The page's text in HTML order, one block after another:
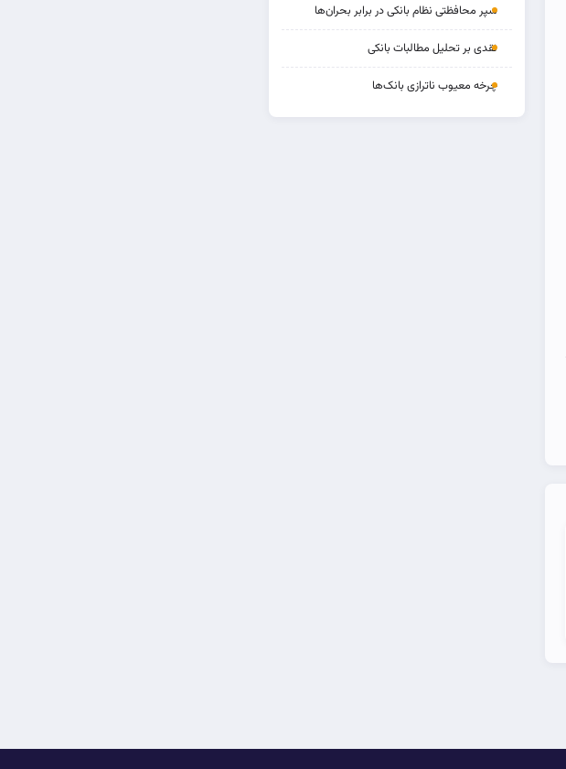
سپر محافظتی نظام بانکی در برابر بحران‌ها
نقدی بر تحلیل مطالبات بانکی
چرخه‌ معیوب ناترازی بانک‌ها